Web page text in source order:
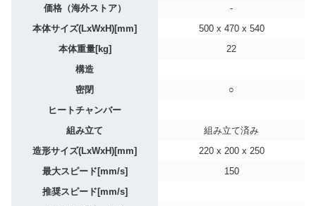
価格（海外ストア）
-
本体サイズ(LxWxH)[mm]
500 x 470 x 540
本体重量[kg]
22
構造
密閉
○
ヒートチャンバー
組み立て
組み立て済み
造形サイズ(LxWxH)[mm]
220 x 200 x 250
最大スピード[mm/s]
150
推奨スピード[mm/s]